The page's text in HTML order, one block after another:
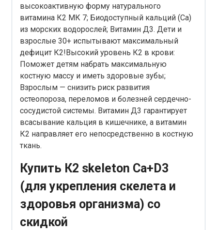
высокоактивную форму натурального
витамина К2 МК 7; Биодоступный кальций (Ca)
из морских водорослей; Витамин Д3. Дети и
взрослые 30+ испытывают максимальный
дефицит К2!Высокий уровень К2 в крови:
Поможет детям набрать максимальную
костную массу и иметь здоровые зубы;
Взрослым — снизить риск развития
остеопороза, переломов и болезней сердечно-
сосудистой системы. Витамин Д3 гарантирует
всасывание кальция в кишечнике, а витамин
К2 направляет его непосредственно в костную
ткань.
Купить К2 skeleton Ca+D3
(для укрепления скелета и
здоровья организма) со
скидкой